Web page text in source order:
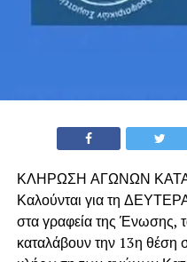
ΚΛΗΡΩΣΗ ΑΓΩΝΩΝ
Καλούνται για τη
στα γραφεία της Ένωσης,
καταλάβουν την 13η θέση